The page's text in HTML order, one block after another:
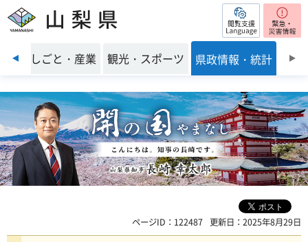
山梨県 閲覧支援
前のスライドを表示
境 しごと・産業 観光・スポーツ 県政情報・統計
ページID：122487 更新日：2025年8月29日